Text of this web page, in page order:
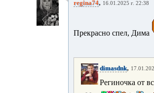
regina74, 16.01.2025 г. 22:38
Прекрасно спел, Дима
dimasdnk,
Региночка от